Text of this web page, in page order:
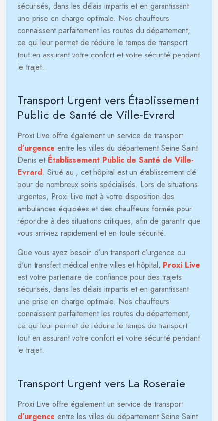
sécurisés, dans les délais impartis et en garantissant
une prise en charge optimale. Nos chauffeurs
connaissent parfaitement les routes du département,
ce qui leur permet de réduire le temps de transport
tout en assurant votre confort et votre sécurité pendant
le trajet.
Transport Urgent vers Établissement
Public de Santé de Ville-Evrard
Proxi Live offre également un service de transport
d’urgence entre les villes du département Seine Saint
Denis et Établissement Public de Santé de Ville-
Evrard. Situé au , cet hôpital est un établissement clé
pour de nombreux soins spécialisés. Lors de situations
urgentes, Proxi Live met à votre disposition des
ambulances équipées et des chauffeurs formés pour
répondre à des situations critiques, afin de garantir que
vous arriviez rapidement et en toute sécurité.
Que vous ayez besoin d’un transport d’urgence ou
d'un transfert médical entre villes et hôpital, Proxi Live
est votre partenaire de confiance pour des trajets
sécurisés, dans les délais impartis et en garantissant
une prise en charge optimale. Nos chauffeurs
connaissent parfaitement les routes du département,
ce qui leur permet de réduire le temps de transport
tout en assurant votre confort et votre sécurité pendant
le trajet.
Transport Urgent vers La Roseraie
Proxi Live offre également un service de transport
d’urgence entre les villes du département Seine Saint